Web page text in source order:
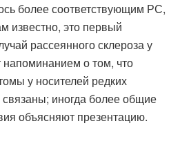
более соответствующим РС,
известно, это первый
рассеянного склероза у
напоминанием о том, что
у носителей редких
иногда более общие
объясняют презентацию.